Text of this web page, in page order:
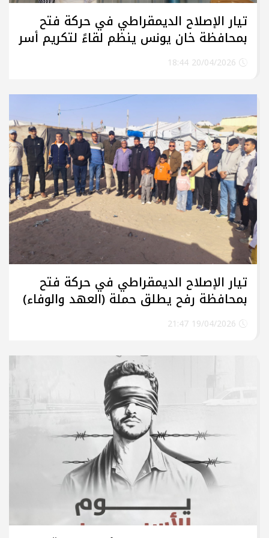
تيار الإصلاح الديمقراطي في حركة فتح
بمحافظة خان يونس ينظم لقاءً لتكريم أسر
الشهداء
تيار الإصلاح الديمقراطي في حركة فتح
بمحافظة رفح يطلق حملة (العهد والوفاء)
لأسر الشهداء